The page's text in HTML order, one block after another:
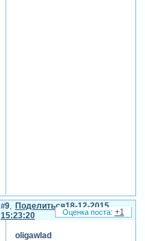
Поделиться
9
18-12-2015
15:23:20
oligawlad
+1